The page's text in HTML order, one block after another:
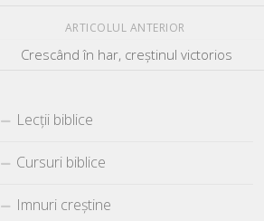
ARTICOLUL ANTERIOR
Crescând în har, creștinul victorios
Lecții biblice
Cursuri biblice
Imnuri creștine